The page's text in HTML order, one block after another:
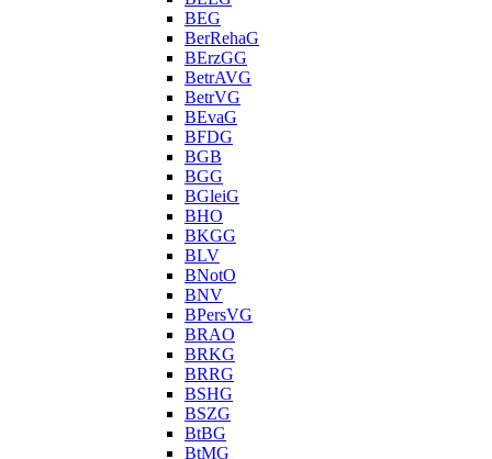
BEG
BerRehaG
BErzGG
BetrAVG
BetrVG
BEvaG
BFDG
BGB
BGG
BGleiG
BHO
BKGG
BLV
BNotO
BNV
BPersVG
BRAO
BRKG
BRRG
BSHG
BSZG
BtBG
BtMG